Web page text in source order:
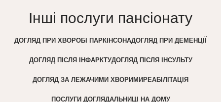
Інші послуги пансіонату
ДОГЛЯД ПРИ ХВОРОБІ ПАРКІНСОНАДОГЛЯД ПРИ ДЕМЕНЦІЇ
ДОГЛЯД ПІСЛЯ ІНФАРКТУДОГЛЯД ПІСЛЯ ІНСУЛЬТУ
ДОГЛЯД ЗА ЛЕЖАЧИМИ ХВОРИМИ РЕАБІЛІТАЦІЯ
ПОСЛУГИ ДОГЛЯДАЛЬНИЦІ НА ДОМУ